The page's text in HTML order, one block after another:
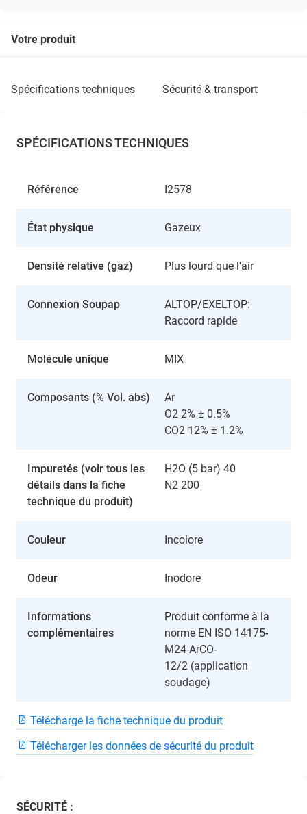
Votre produit
spécifications techniques sécurité & transport
SPÉCIFICATIONS TECHNIQUES
Référence I2578
État physique Gazeux
Densité relative (gaz) Plus lourd que l'air
Connexion Soupap
ALTOP/EXELTOP:
Raccord rapide
Molécule unique MIX
Composants (% Vol. abs)
Ar
O2 2% ± 0.5%
CO2 12% ± 1.2%
Impuretés (voir tous les
détails dans la fiche
technique du produit)
H2O (5 bar) 40
N2 200
Couleur Incolore
Odeur Inodore
Informations
complémentaires
Produit conforme à la
norme EN ISO 14175-
M24-ArCO-
12/2 (application
soudage)
Télécharge la fiche technique du produit
Télécharger les données de sécurité du produit
SÉCURITÉ :